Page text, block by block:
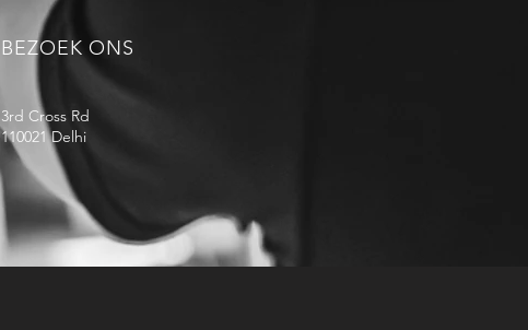
BEZOEK ONS
3rd Cross Rd
110021 Delhi